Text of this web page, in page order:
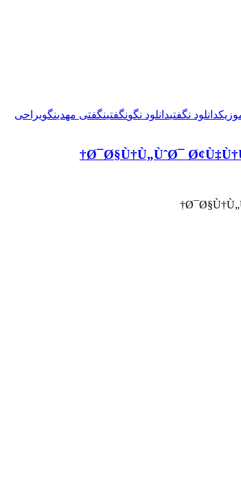
دانلود نگفتیدانلود نگونگفتینگفتی مهدینگویراحی
Ø¯Ø§Ù†Ù„ÙˆØ¯